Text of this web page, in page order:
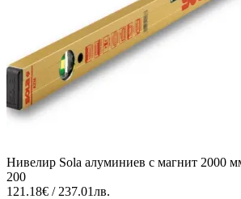
Нивелир Sola алуминиев с магнит 2000
200
121.18€ / 237.01лв.